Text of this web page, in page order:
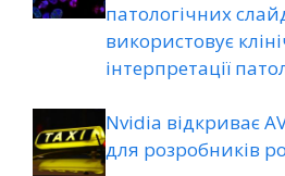
патологічних
використовує
інтерпретації
Nvidia відкриває
для розробників